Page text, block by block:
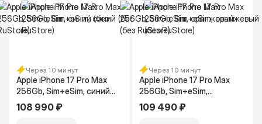
Через 10 минут
Apple iPhone 17 Pro Max
256Gb, Sim+eSim, синий
(без RuStore)
108 990 ₽
Через 10 минут
Apple iPhone 17 Pro Max
256Gb, Sim+eSim,
оранжевый (без RuStore)
109 490 ₽